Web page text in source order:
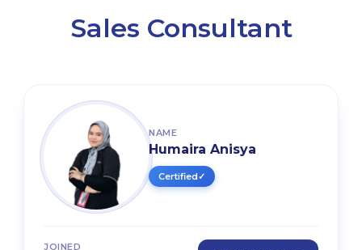
Sales Consultant
NAME
Humaira Anisya
Certified✓
JOINED